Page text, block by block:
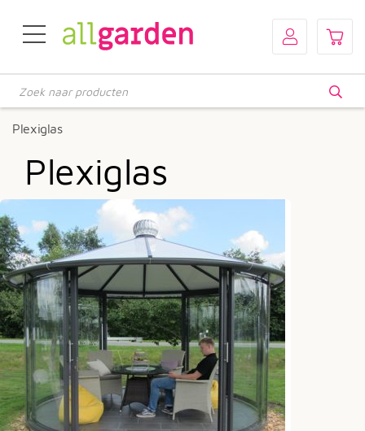
zoeken
Plexiglas
Plexiglas